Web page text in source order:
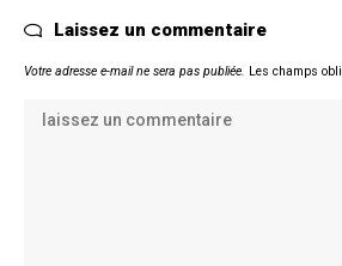
Laissez un commentaire
Votre adresse e-mail ne sera pas publiée. Les champs